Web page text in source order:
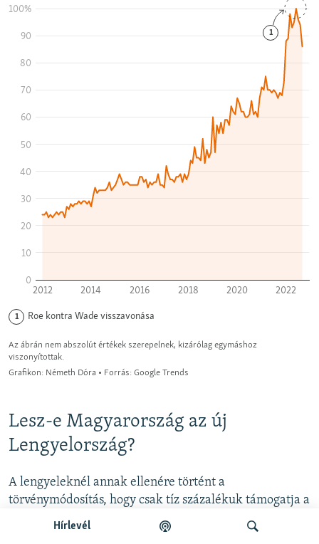
Hírlevél
Lesz-e Magyarország az új
Lengyelország?
A lengyeleknél annak ellenére történt a
törvénymódosítás, hogy csak tíz százalékuk támogatja a
szigorúbb tilalmat. A lakosság többi része nagyjából
megosztott az enyhébb korlátozásokhoz való